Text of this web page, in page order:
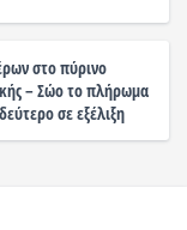
στο πύρινο
– Σώο το πλήρωμα
σε εξέλιξη